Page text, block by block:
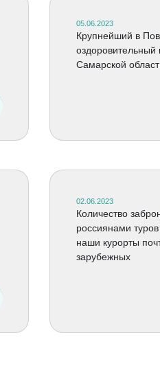
05.06.2023
Крупнейший в
оздоровительный
Самарской
02.06.2023
Количество
россиянами
наши курорты
зарубежных